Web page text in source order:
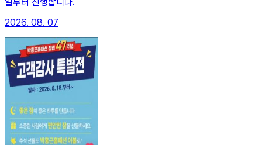
2026. 08. 07